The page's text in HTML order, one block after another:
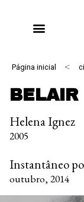
Página inicial <
BELAIR
Helena Ignez
2005
Instantâneo
outubro, 2014